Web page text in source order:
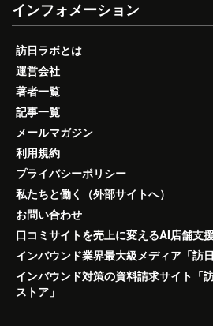
インフォメーション
訪日ラボとは
運営会社
著者一覧
記事一覧
メールマガジン
利用規約
プライバシーポリシー
私たちと働く（外部サイトへ）
お問い合わせ
口コミサイトを売上に変えるAI店舗支
インバウンド業界最大級メディア「訪
インバウンド対策の資料請求サイト「
ストア」